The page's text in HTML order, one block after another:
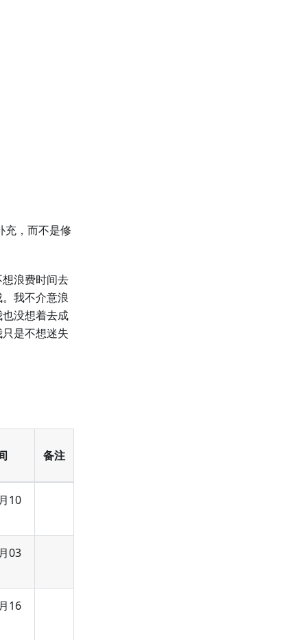
充，而不是修
浪费时间去
我不介意浪
没想着去成
是不想迷失
备注
10
03
16